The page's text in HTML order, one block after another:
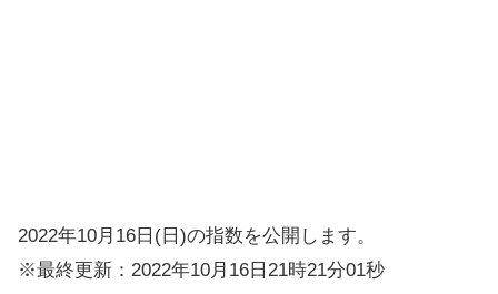
2022年10月16日(日)の指数を公開します。
※最終更新：2022年10月16日21時21分01秒